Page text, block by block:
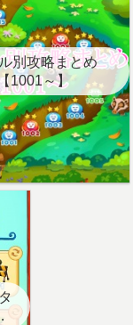
別攻略まとめ
1001～】